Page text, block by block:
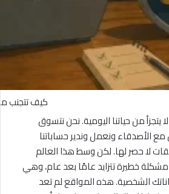
كيف تتجنب
يتجزأ من حياتنا اليومية. نحن نتسوق
مع الأصدقاء ونعمل وندير حساباتنا
لا حصر لها. لكن وسط هذا العالم
خطيرة تتزايد عامًا بعد عام، وهي
الشخصية. هذه المواقع لم تعد